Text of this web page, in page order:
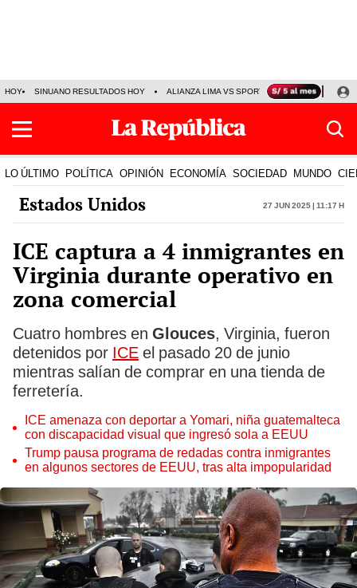
HOY SINUANO RESULTADOS HOY ALIANZA LIMA VS SPORT BOYS JORGE
LO ÚLTIMO POLÍTICA OPINIÓN ECONOMÍA SOCIEDAD MUNDO
Estados Unidos 27 Jun 2025 | 11:17 h
ICE captura a 4 inmigrantes en
Virginia durante operativo en
zona comercial
Cuatro hombres en Glouces, Virginia, fueron
detenidos por ICE el pasado 20 de junio
mientras salían de comprar en una tienda de
ferretería.
ICE amenaza con deportar a Yomari, niña guatemalteca
con discapacidad visual que ingresó sola a EEUU
Trump pausa programa de redadas contra inmigrantes
en algunos sectores de EEUU, tras alta impopularidad